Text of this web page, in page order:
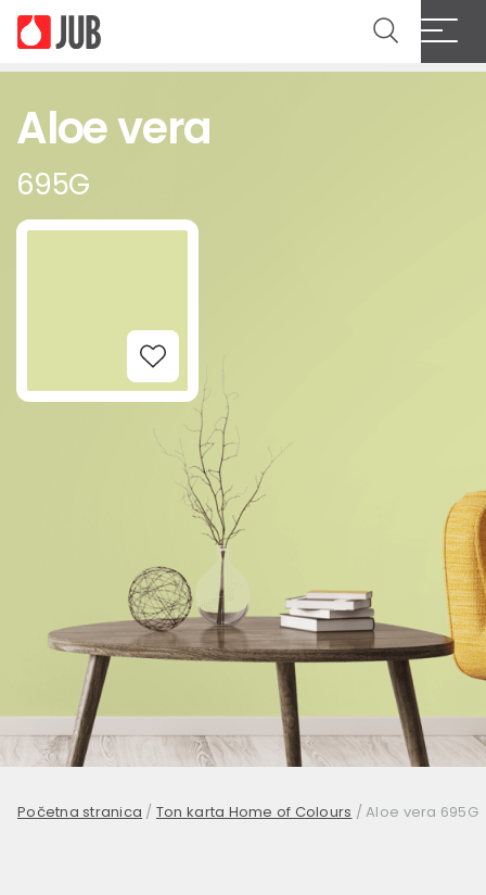
Aloe vera
695G
Add to Wishlist
Početna stranica / Ton karta Home of Colours /Aloe vera 695G